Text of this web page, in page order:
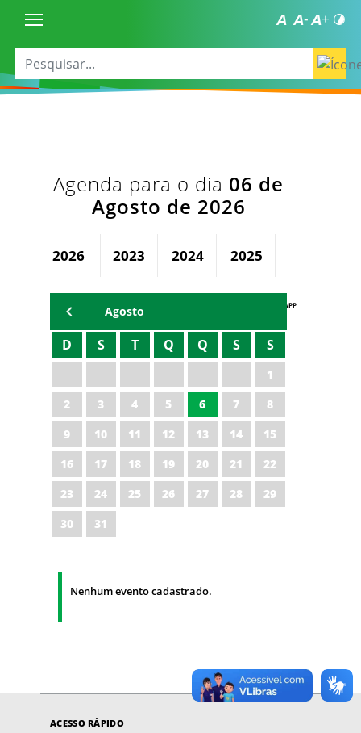
Agenda para o dia 06 de
Agosto de 2026
2026 2023 2024 2025
AGENDA PAPP
Agosto
D S T Q Q S S
1
2
3 4 5 6 7
8
9
10 11 12 13 14
15
16
17 18 19 20 21
22
23
24 25 26 27 28
29
30
31
Nenhum evento cadastrado.
ACESSO RÁPIDO